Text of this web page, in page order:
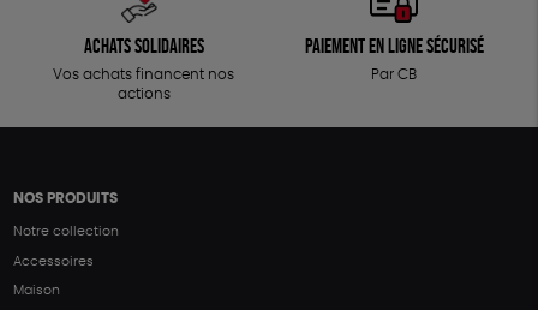
Achats solidaires
Vos achats financent nos
actions
Paiement en ligne sécurisé
Par CB
NOS PRODUITS
Notre collection
Accessoires
Maison